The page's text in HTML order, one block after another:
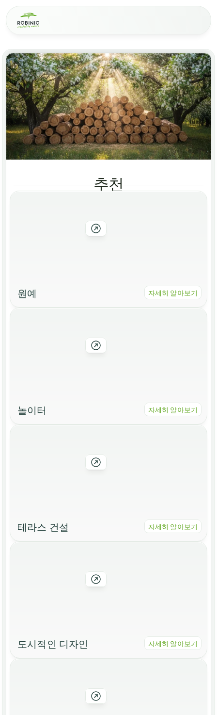
적용분야
추천
원예 자세히 알아보기
놀이터 자세히 알아보기
테라스 건설 자세히 알아보기
도시적인 디자인 자세히 알아보기